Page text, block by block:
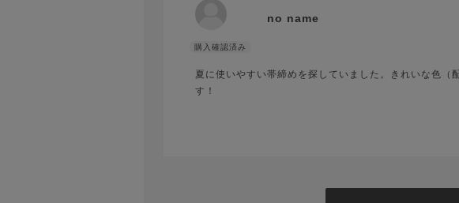
no name
夏に使いやすい帯締めを探していました。きれいな色（
す！